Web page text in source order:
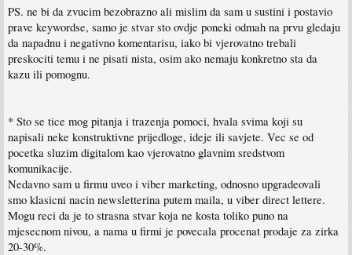
PS. ne bi da zvucim bezobrazno ali mislim da sam u sustini i postavio
prave keywordse, samo je stvar sto ovdje poneki odmah na prvu gledaju
da napadnu i negativno komentarisu, iako bi vjerovatno trebali
preskociti temu i ne pisati nista, osim ako nemaju konkretno sta da
kazu ili pomognu.
* Sto se tice mog pitanja i trazenja pomoci, hvala svima koji su
napisali neke konstruktivne prijedloge, ideje ili savjete. Vec se od
pocetka sluzim digitalom kao vjerovatno glavnim sredstvom
komunikacije.
Nedavno sam u firmu uveo i viber marketing, odnosno upgradeovali
smo klasicni nacin newsletterina putem maila, u viber direct lettere.
Mogu reci da je to strasna stvar koja ne kosta toliko puno na
mjesecnom nivou, a nama u firmi je povecala procenat prodaje za zirka
20-30%.